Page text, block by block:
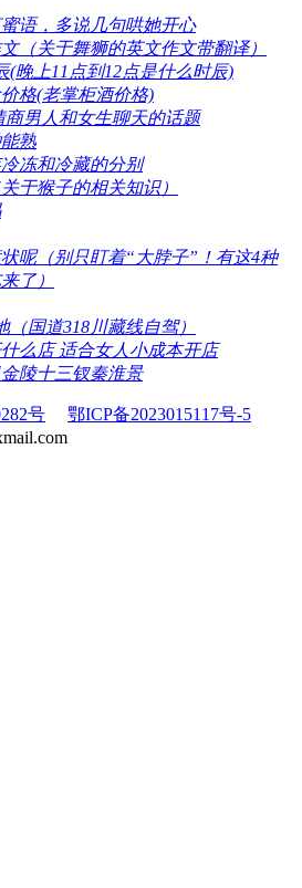
语，多说几句哄她开心
（关于舞狮的英文作文带翻译）
(晚上11点到12点是什么时辰)
格(老掌柜酒价格)
商男人和女生聊天的话题
熟
冻和冷藏的分别
于猴子的相关知识）
呢（别只盯着“大脖子”！有这4种
了）
（国道318川藏线自驾）
么店 适合女人小成本开店
陵十三钗秦淮景
号
鄂ICP备2023015117号-5